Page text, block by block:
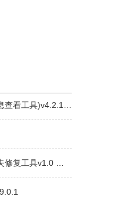
)v4.2.1.0 官方绿色版
v1.0 绿色免费版